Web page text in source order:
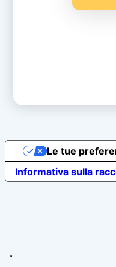
Informativa sulla
Le tue